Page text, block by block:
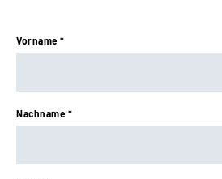
Vorname *
Nachname *